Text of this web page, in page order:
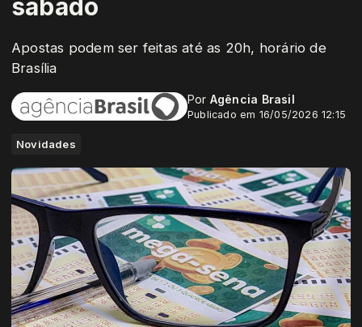
sábado
Apostas podem ser feitas até as 20h, horário de
Brasília
Por Agência Brasil
Publicado em 16/05/2026 12:15
Novidades